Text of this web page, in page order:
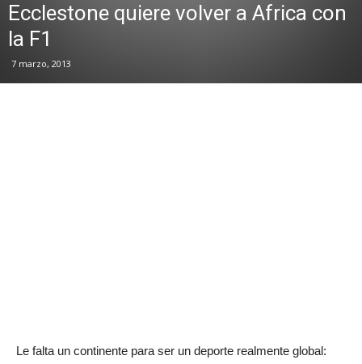
Ecclestone quiere volver a Africa con
la F1
7 marzo, 2013
Le falta un continente para ser un deporte realmente global: